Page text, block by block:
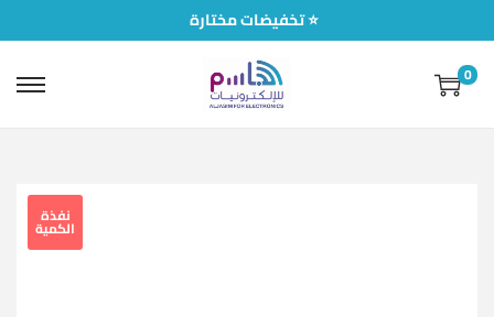
تخفيضات مختارة ⭐
0
نفذة
الكمية